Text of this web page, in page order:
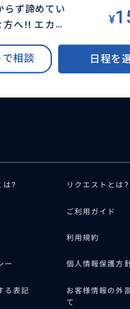
エカマ
コープ作成
部お答えしま
¥
相談 日程を
めていた(>_<) 占い好きな方へ!!
した。 貴方のホロスコープ作成し
は? リクエストとは?
ご利用ガイド
利用規約
ー 個人情報保護方
る表記
お客様情報の外
て